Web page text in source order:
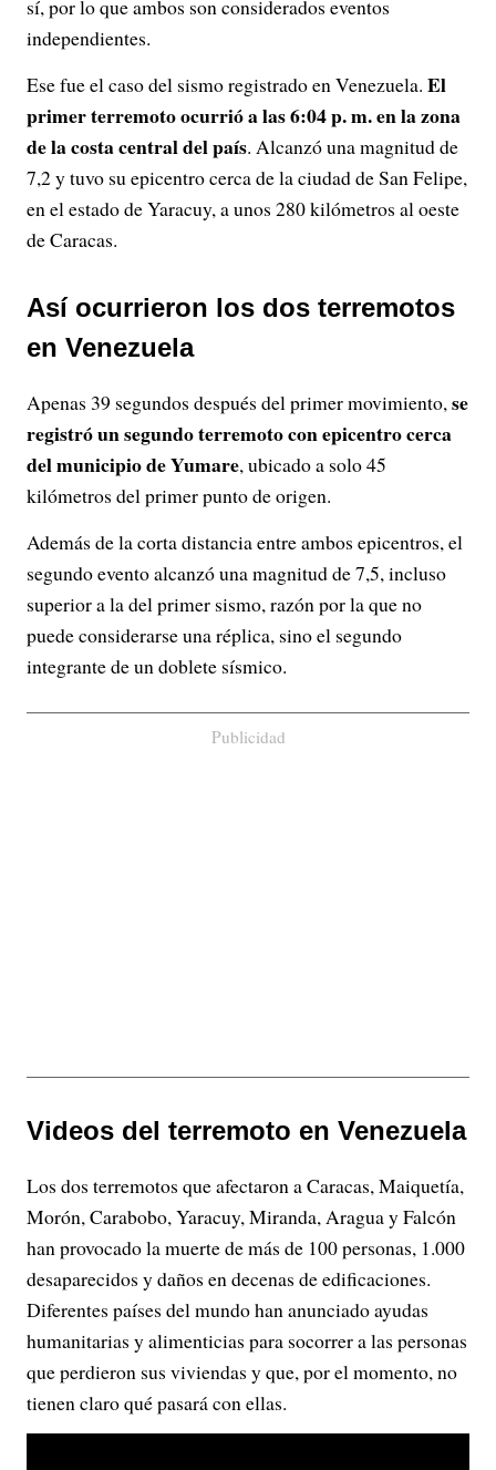
sí, por lo que ambos son considerados eventos
independientes.
Ese fue el caso del sismo registrado en Venezuela. El
primer terremoto ocurrió a las 6:04 p. m. en la zona
de la costa central del país. Alcanzó una magnitud de
7,2 y tuvo su epicentro cerca de la ciudad de San Felipe,
en el estado de Yaracuy, a unos 280 kilómetros al oeste
de Caracas.
Así ocurrieron los dos terremotos
en Venezuela
Apenas 39 segundos después del primer movimiento,se
registró un segundo terremoto con epicentro cerca
del municipio de Yumare, ubicado a solo 45
kilómetros del primer punto de origen.
Además de la corta distancia entre ambos epicentros, el
segundo evento alcanzó una magnitud de 7,5, incluso
superior a la del primer sismo, razón por la que no
puede considerarse una réplica, sino el segundo
integrante de un doblete sísmico.
Publicidad
Videos del terremoto en Venezuela
Los dos terremotos que afectaron a Caracas, Maiquetía,
Morón, Carabobo, Yaracuy, Miranda, Aragua y Falcón
han provocado la muerte de más de 100 personas, 1.000
desaparecidos y daños en decenas de edificaciones.
Diferentes países del mundo han anunciado ayudas
humanitarias y alimenticias para socorrer a las personas
que perdieron sus viviendas y que, por el momento, no
tienen claro qué pasará con ellas.